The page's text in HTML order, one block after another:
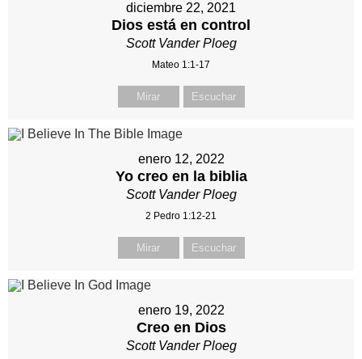
diciembre 22, 2021
Dios está en control
Scott Vander Ploeg
Mateo 1:1-17
Mirar Escuchar
enero 12, 2022
Yo creo en la biblia
Scott Vander Ploeg
2 Pedro 1:12-21
Mirar Escuchar
enero 19, 2022
Creo en Dios
Scott Vander Ploeg